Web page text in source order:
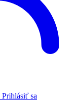
Prihlásiť sa